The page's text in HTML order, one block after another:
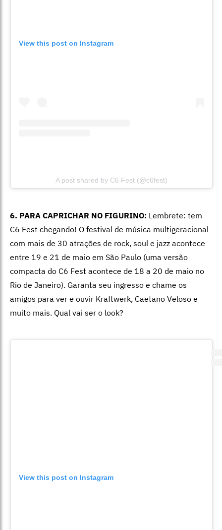
View this post on Instagram
A post shared by C6 Fest (@c6fest)
6. PARA CAPRICHAR NO FIGURINO: Lembrete: tem
C6 Fest chegando! O festival de música multigeracional
com mais de 30 atrações de rock, soul e jazz acontece
entre 19 e 21 de maio em São Paulo (uma versão
compacta do C6 Fest acontece de 18 a 20 de maio no
Rio de Janeiro). Garanta seu ingresso e chame os
amigos para ver e ouvir Kraftwerk, Caetano Veloso e
muito mais. Qual vai ser o look?
View this post on Instagram